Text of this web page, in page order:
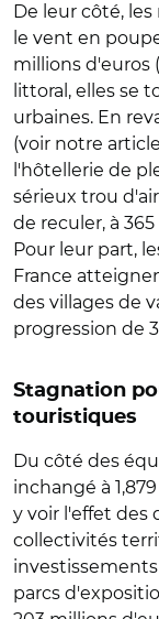
De leur côté,
le vent en
millions d'euros
littoral, elles se
urbaines. En
(voir notre
l'hôtellerie de
sérieux trou
de reculer, à
Pour leur part,
France
des villages de
progression de
Stagnation
touristiques
Du côté des
inchangé à
y voir l'effet des
collectivités
parcs